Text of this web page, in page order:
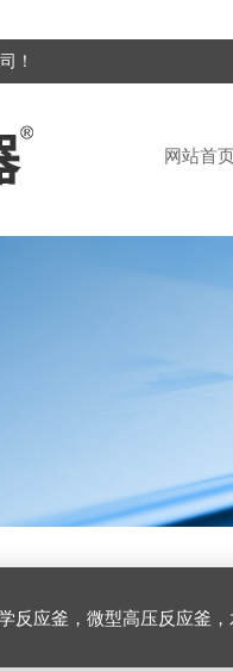
！
网站首
反应釜，微型高压反应釜